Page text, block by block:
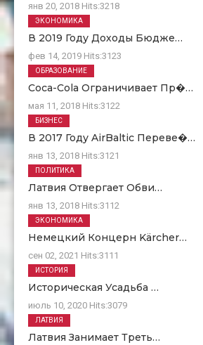
янв 20, 2018 Hits:3218
В 2019 Году Доходы Бюдже…
фев 14, 2019 Hits:3123
ЭКОНОМИКА
Coca-Cola Ограничивает Пр�…
мая 11, 2018 Hits:3122
ОБРАЗОВАНИЕ
В 2017 Году AirBaltic Переве�…
янв 13, 2018 Hits:3121
БИЗНЕС
Латвия Отвергает Обви…
янв 13, 2018 Hits:3112
ПОЛИТИКА
Немецкий Концерн Kärcher…
сен 02, 2021 Hits:3111
ЭКОНОМИКА
Историческая Усадьба …
июль 10, 2020 Hits:3079
ИСТОРИЯ
Латвия Занимает Треть…
ЛАТВИЯ